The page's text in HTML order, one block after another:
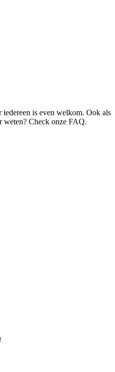
is even welkom. Ook als
weten? Check onze FAQ.